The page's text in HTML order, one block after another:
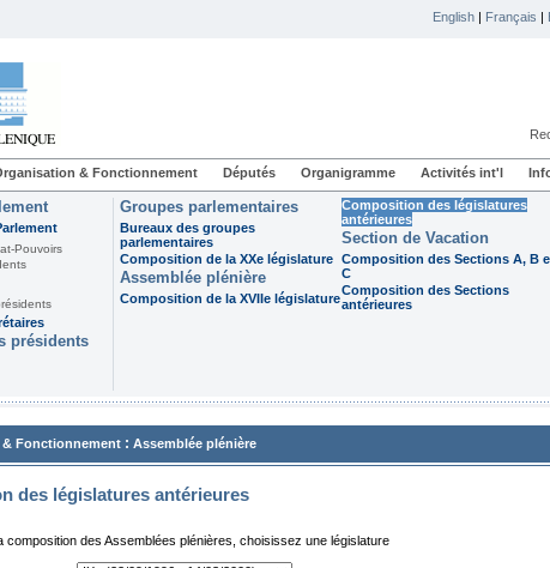
English | Français |
& Fonctionnement Députés Organigramme Activités int'l
Pouvoirs
présidents
Groupes parlementaires
Bureaux des groupes
parlementaires
Composition de la XXe législature
Assemblée plénière
Composition de la XVIIe législature
Composition des législatures
antérieures
Section de Vacation
Composition des Sections A, B
C
Composition des Sections
antérieures
Fonctionnement : Assemblée plénière
des législatures antérieures
composition des Assemblées plénières, choisissez une législature